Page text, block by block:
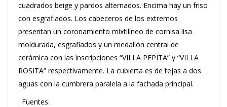
cuadrados beige y pardos alternados. Encima hay un friso
con esgrafiados. Los cabeceros de los extremos
presentan un coronamiento mixtilíneo de cornisa lisa
moldurada, esgrafiados y un medallón central de
cerámica con las inscripciones “VILLA PEPITA” y “VILLA
ROSITA” respectivamente. La cubierta es de tejas a dos
aguas con la cumbrera paralela a la fachada principal.
. Fuentes: